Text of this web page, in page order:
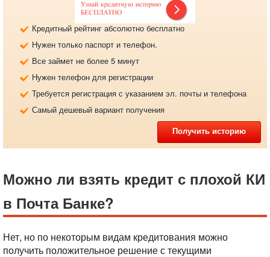
Кредитный рейтинг абсолютно бесплатно
Нужен только паспорт и телефон.
Все займет не более 5 минут
Нужен телефон для регистрации
Требуется регистрация с указанием эл. почты и телефона
Самый дешевый вариант получения
Получить историю
Можно ли взять кредит с плохой КИ
в Почта Банке?
Нет, но по некоторым видам кредитования можно
получить положительное решение с текущими